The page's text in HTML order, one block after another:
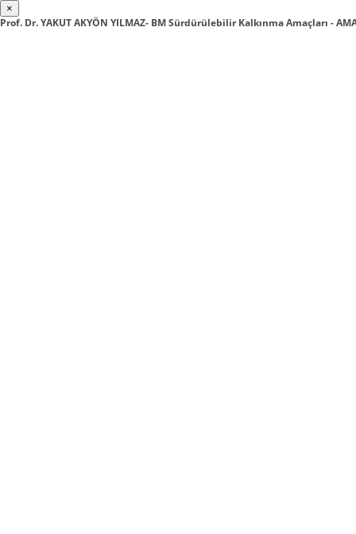
×
Prof. Dr. YAKUT AKYÖN YILMAZ- BM Sürdürülebilir Kalkınma Amaçları -